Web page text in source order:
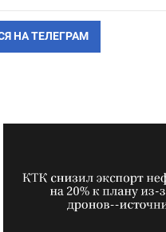
НА ТЕЛЕГРАМ